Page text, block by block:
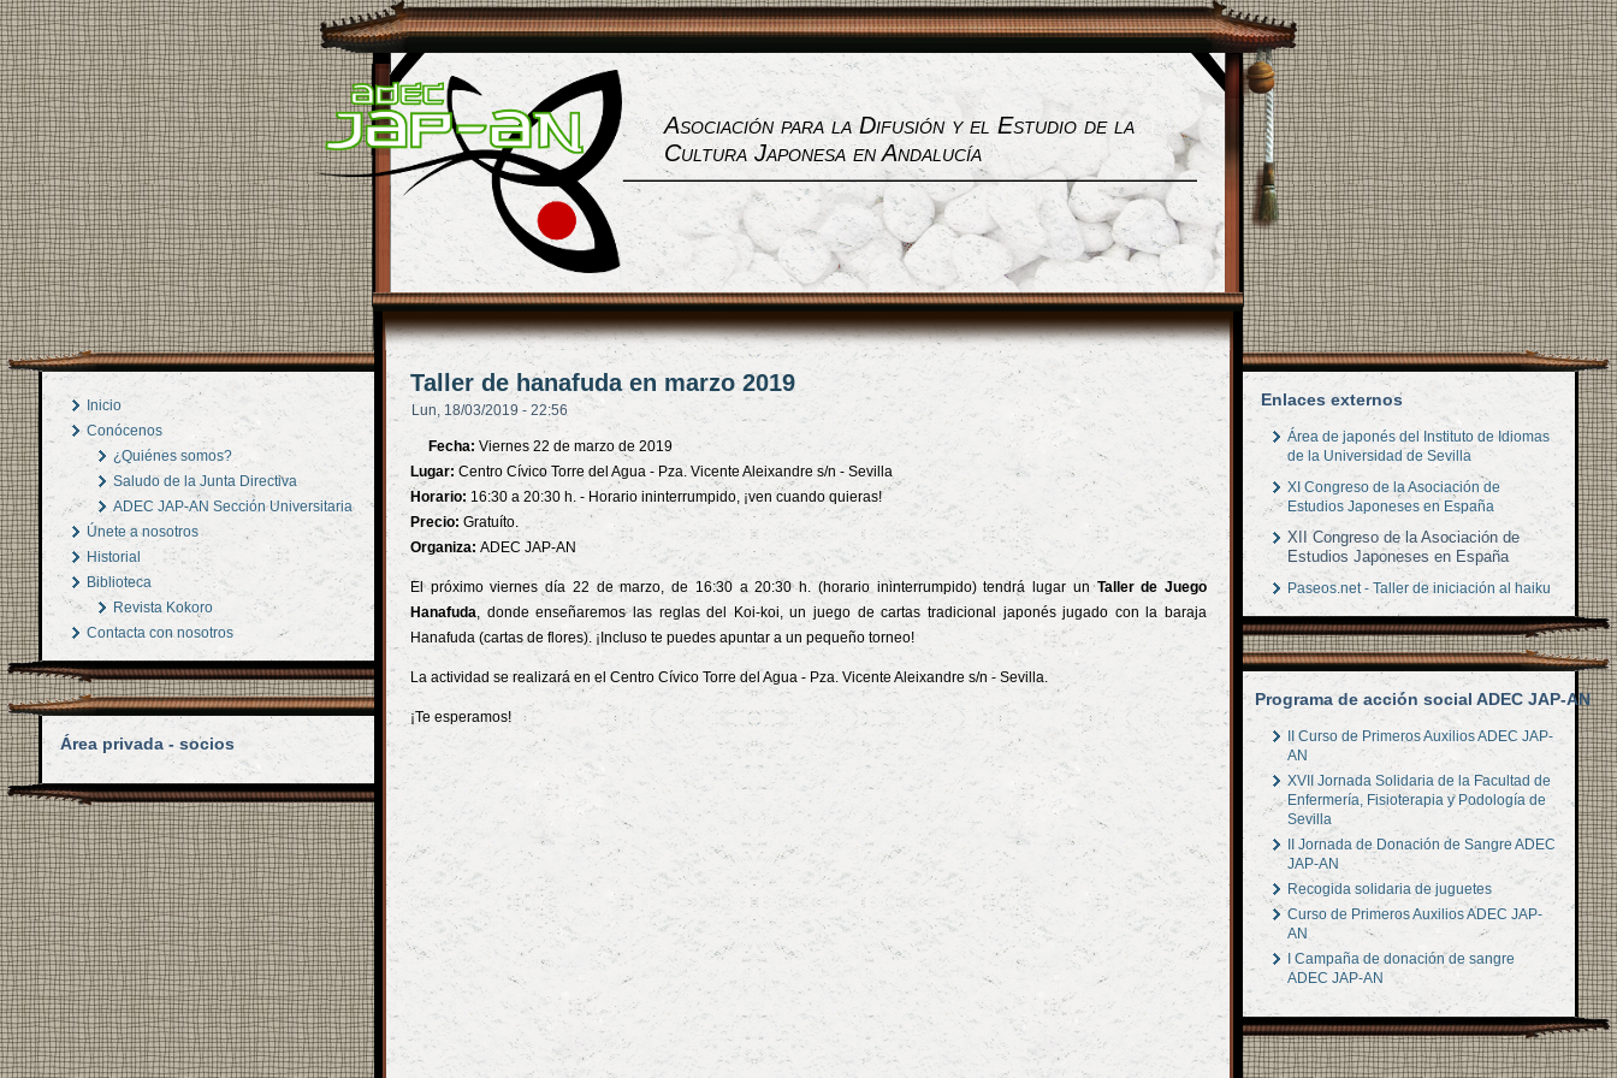
Asociación para la Difusión y el Estudio de la
Cultura Japonesa en Andalucía
Inicio
Conócenos
¿Quiénes somos?
Saludo de la Junta Directiva
ADEC JAP-AN Sección Universitaria
Únete a nosotros
Historial
Biblioteca
Revista Kokoro
Contacta con nosotros
Área privada - socios
Taller de hanafuda en marzo 2019
Lun, 18/03/2019 - 22:56
Fecha:Viernes 22 de marzo de 2019
Lugar: Centro Cívico Torre del Agua - Pza. Vicente Aleixandre s/n - Sevilla
Horario: 16:30 a 20:30 h. - Horario ininterrumpido, ¡ven cuando quieras!
Precio:Gratuíto.
Organiza: ADEC JAP-AN
El próximo viernes día 22 de marzo, de 16:30 a 20:30 h. (horario ininterrumpido) tendrá lugar unTaller de Juego
Hanafuda, donde enseñaremos las reglas del Koi-koi, un juego de cartas tradicional japonés jugado con la baraja
Hanafuda (cartas de flores). ¡Incluso te puedes apuntar a un pequeño torneo!
La actividad se realizará en el Centro Cívico Torre del Agua - Pza. Vicente Aleixandre s/n - Sevilla.
¡Te esperamos!
Enlaces externos
Área de japonés del Instituto de Idiomas
de la Universidad de Sevilla
XI Congreso de la Asociación de
Estudios Japoneses en España
XII Congreso de la Asociación de
Estudios Japoneses en España
Paseos.net - Taller de iniciación al haiku
Programa de acción social ADEC JAP-AN
II Curso de Primeros Auxilios ADEC JAP-
AN
XVII Jornada Solidaria de la Facultad de
Enfermería, Fisioterapia y Podología de
Sevilla
II Jornada de Donación de Sangre ADEC
JAP-AN
Recogida solidaria de juguetes
Curso de Primeros Auxilios ADEC JAP-
AN
I Campaña de donación de sangre
ADEC JAP-AN